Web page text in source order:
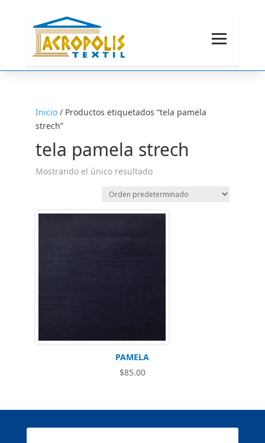
Inicio/ Productos etiquetados “tela pamela
strech”
tela pamela strech
Mostrando el único resultado
PAMELA
$85.00